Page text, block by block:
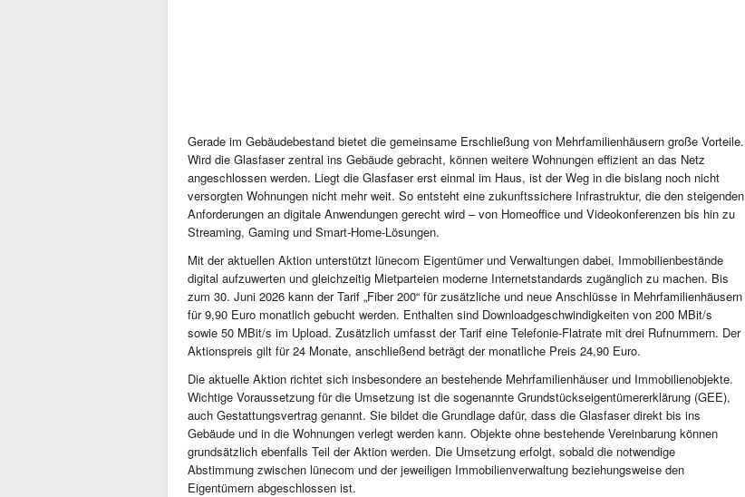
Gerade im Gebäudebestand bietet die gemeinsame Erschließung von Mehrfamilienhäusern große Vorteile.
Wird die Glasfaser zentral ins Gebäude gebracht, können weitere Wohnungen effizient an das Netz
angeschlossen werden. Liegt die Glasfaser erst einmal im Haus, ist der Weg in die bislang noch nicht
versorgten Wohnungen nicht mehr weit. So entsteht eine zukunftssichere Infrastruktur, die den steigenden
Anforderungen an digitale Anwendungen gerecht wird – von Homeoffice und Videokonferenzen bis hin zu
Streaming, Gaming und Smart-Home-Lösungen.
Mit der aktuellen Aktion unterstützt lünecom Eigentümer und Verwaltungen dabei, Immobilienbestände
digital aufzuwerten und gleichzeitig Mietparteien moderne Internetstandards zugänglich zu machen. Bis
zum 30. Juni 2026 kann der Tarif „Fiber 200“ für zusätzliche und neue Anschlüsse in Mehrfamilienhäusern
für 9,90 Euro monatlich gebucht werden. Enthalten sind Downloadgeschwindigkeiten von 200 MBit/s
sowie 50 MBit/s im Upload. Zusätzlich umfasst der Tarif eine Telefonie-Flatrate mit drei Rufnummern. Der
Aktionspreis gilt für 24 Monate, anschließend beträgt der monatliche Preis 24,90 Euro.
Die aktuelle Aktion richtet sich insbesondere an bestehende Mehrfamilienhäuser und Immobilienobjekte.
Wichtige Voraussetzung für die Umsetzung ist die sogenannte Grundstückseigentümererklärung (GEE),
auch Gestattungsvertrag genannt. Sie bildet die Grundlage dafür, dass die Glasfaser direkt bis ins
Gebäude und in die Wohnungen verlegt werden kann. Objekte ohne bestehende Vereinbarung können
grundsätzlich ebenfalls Teil der Aktion werden. Die Umsetzung erfolgt, sobald die notwendige
Abstimmung zwischen lünecom und der jeweiligen Immobilienverwaltung beziehungsweise den
Eigentümern abgeschlossen ist.